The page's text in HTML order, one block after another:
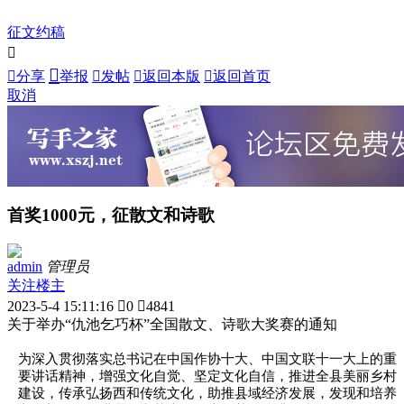
征文约稿

分享 举报 发帖 返回本版 返回首页
取消
首奖1000元，征散文和诗歌
admin 管理员
关注楼主
2023-5-4 15:11:16 0 4841
关于举办“仇池乞巧杯”全国散文、诗歌大奖赛的通知
为深入贯彻落实总书记在中国作协十大、中国文联十一大上的重
要讲话精神，增强文化自觉、坚定文化自信，推进全县美丽乡村
建设，传承弘扬西和传统文化，助推县域经济发展，发现和培养